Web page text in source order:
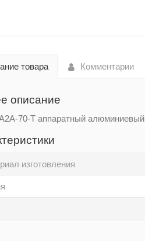
товара Комментарии
описание
70-Т аппаратный алюминиевый
изготовления